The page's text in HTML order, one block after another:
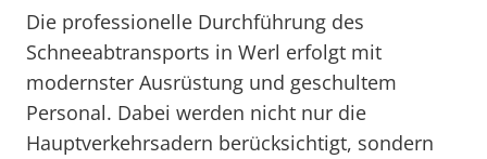
Die professionelle Durchführung des
Schneeabtransports in Werl erfolgt mit
modernster Ausrüstung und geschultem
Personal. Dabei werden nicht nur die
Hauptverkehrsadern berücksichtigt, sondern